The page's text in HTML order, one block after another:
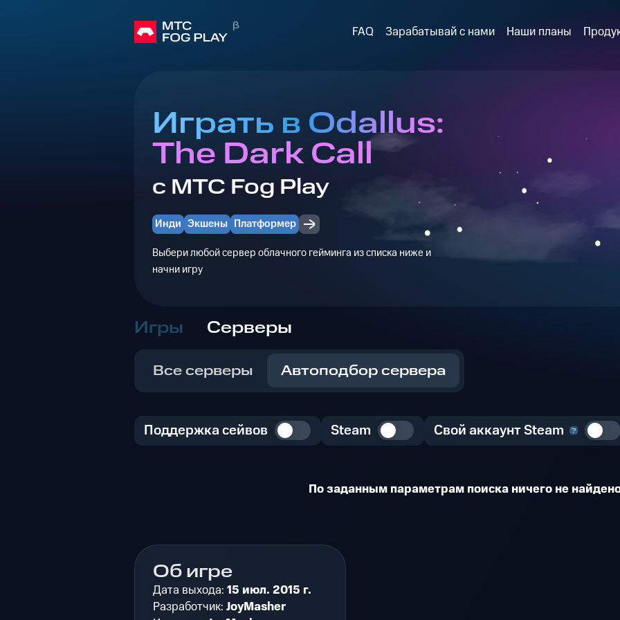
FAQ Зарабатывай с нами Наши планы
Играть в Odallus:
The Dark Call
с МТС Fog Play
Инди Экшены Платформер
Выбери любой сервер облачного гейминга из списка ниже и
начни игру
Игры Серверы
Все серверы Автоподбор сервера
Поддержка сейвов Steam Свой аккаунт Steam
По заданным параметрам поиска ничего не
Об игре
Дата выхода: 15 июл. 2015 г.
Разработчик: JoyMasher